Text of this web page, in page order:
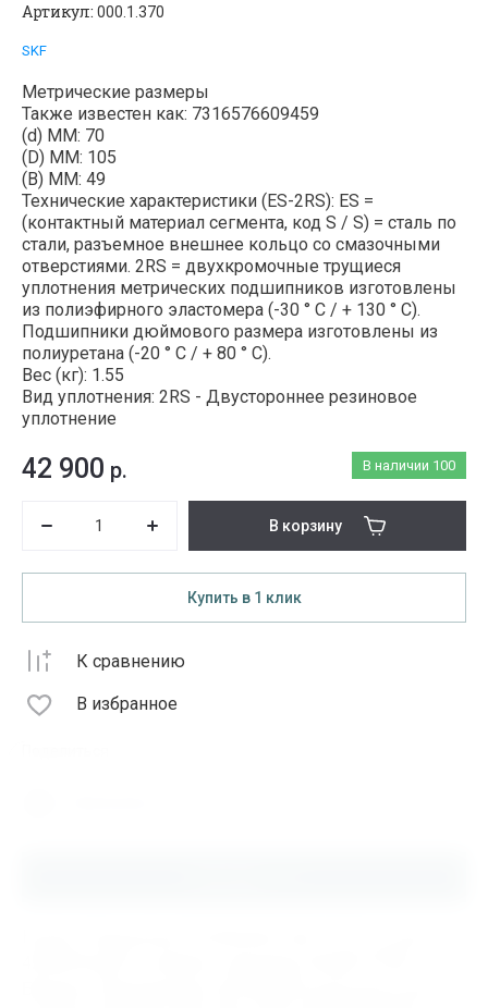
Артикул: 000.1.370
SKF
Метрические размеры
Также известен как: 7316576609459
(d) ММ: 70
(D) ММ: 105
(B) MM: 49
Технические характеристики (ES-2RS): ES =
(контактный материал сегмента, код S / S) = сталь по
стали, разъемное внешнее кольцо со смазочными
отверстиями. 2RS = двухкромочные трущиеся
уплотнения метрических подшипников изготовлены
из полиэфирного эластомера (-30 ° C / + 130 ° C).
Подшипники дюймового размера изготовлены из
полиуретана (-20 ° C / + 80 ° C).
Вес (кг): 1.55
Вид уплотнения: 2RS - Двустороннее резиновое
уплотнение
В наличии 100
42 900 р.
В корзину
Купить в 1 клик
К сравнению
В избранное